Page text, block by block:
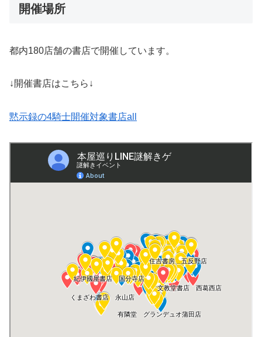
開催場所
都内180店舗の書店で開催しています。
↓開催書店はこちら↓
黙示録の4騎士開催対象書店all